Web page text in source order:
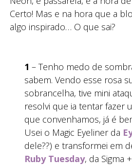
Certo! Mas e na hora que a
algo inspirado… O que sai?
1 – Tenho medo de
sabem. Vendo esse rosa
sobrancelha, tive mini
resolvi que ia tentar fazer
que convenhamos, já é
Usei o Magic Eyeliner da
dele??) e transformei em
Ruby Tuesday, da Sigma